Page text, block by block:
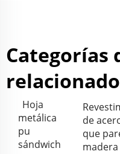
Categorías
Hoja
metálica
pu
sándwich
de
que
madera